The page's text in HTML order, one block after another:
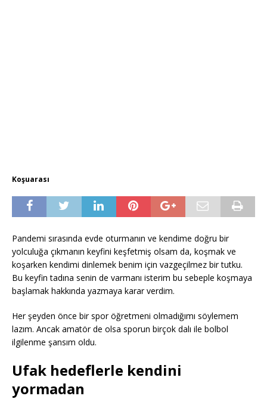
Koşuarası
Pandemi sırasında evde oturmanın ve kendime doğru bir
yolculuğa çıkmanın keyfini keşfetmiş olsam da, koşmak ve
koşarken kendimi dinlemek benim için vazgeçilmez bir tutku.
Bu keyfin tadına senin de varmanı isterim bu sebeple koşmaya
başlamak hakkında yazmaya karar verdim.
Her şeyden önce bir spor öğretmeni olmadığımı söylemem
lazım. Ancak amatör de olsa sporun birçok dalı ile bolbol
ilgilenme şansım oldu.
Ufak hedeflerle kendini
yormadan